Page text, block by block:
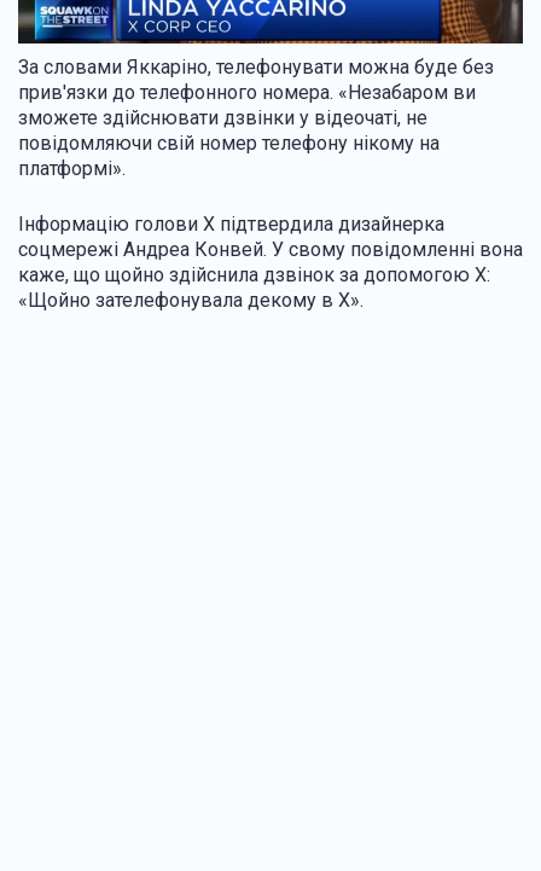
За словами Яккаріно, телефонувати можна буде без
прив'язки до телефонного номера. «Незабаром ви
зможете здійснювати дзвінки у відеочаті, не
повідомляючи свій номер телефону нікому на
платформі».
Інформацію голови X підтвердила дизайнерка
соцмережі Андреа Конвей. У свому повідомленні вона
каже, що щойно здійснила дзвінок за допомогою X:
«Щойно зателефонувала декому в X».